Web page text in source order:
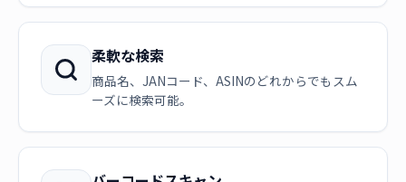
柔軟な検索
商品名、JANコード、ASINのどれからでもスム
ーズに検索可能。